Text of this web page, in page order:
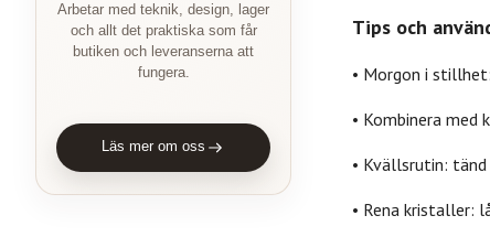
Arbetar med teknik, design, lager
och allt det praktiska som får
butiken och leveranserna att
fungera.
Läs mer om oss
Tips och
• Morgon i
• Kombinera
• Kvällsrutin:
• Rena kristaller: